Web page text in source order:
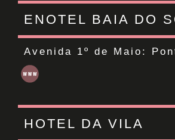
ENOTEL BAIA DO
Avenida 1º de Maio:
HOTEL DA VILA